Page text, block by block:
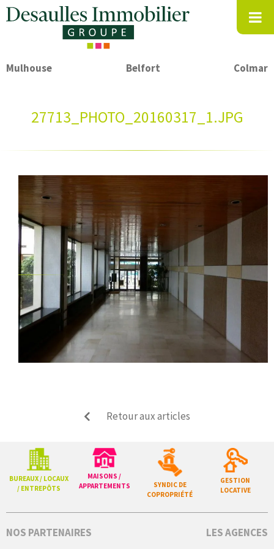
Mulhouse Belfort Colmar
27713_PHOTO_20160317_1.JPG
Retour aux articles
BUREAUX / LOCAUX
/ ENTREPÔTS
MAISONS /
APPARTEMENTS
SYNDIC DE
COPROPRIÉTÉ
GESTION
LOCATIVE
NOS PARTENAIRES LES AGENCES